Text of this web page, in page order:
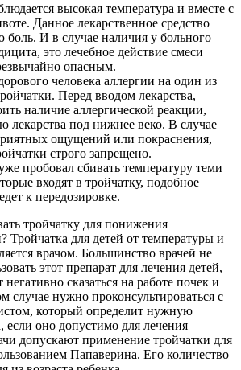
высокая температура и вместе с
Данное лекарственное средство
И в случае наличия у больного
это лечебное действие смеси
опасным.
человека аллергии на один из
Перед вводом лекарства,
наличие аллергической реакции,
лекарства под нижнее веко. В случае
ощущений или покраснения,
строго запрещено.
пробовал сбивать температуру теми
входят в тройчатку, подобное
к передозировке.
тройчатку для понижения
Тройчатка для детей от температуры и
врачом. Большинство врачей не
этот препарат для лечения детей,
сказаться на работе почек и
случае нужно проконсультироваться с
который определит нужную
если оно допустимо для лечения
допускают применение тройчатки для
Папаверина. Его количество